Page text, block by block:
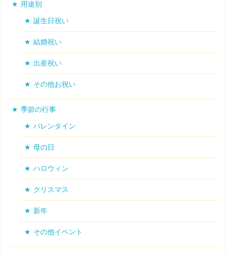
用途別
誕生日祝い
結婚祝い
出産祝い
その他お祝い
季節の行事
バレンタイン
母の日
ハロウィン
クリスマス
新年
その他イベント